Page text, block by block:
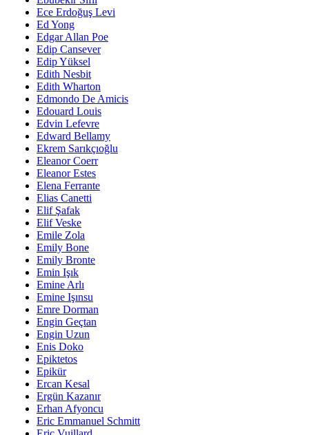
Ece Erdoğuş Levi
Ed Yong
Edgar Allan Poe
Edip Cansever
Edip Yüksel
Edith Nesbit
Edith Wharton
Edmondo De Amicis
Edouard Louis
Edvin Lefevre
Edward Bellamy
Ekrem Sarıkçıoğlu
Eleanor Coerr
Eleanor Estes
Elena Ferrante
Elias Canetti
Elif Şafak
Elif Veske
Emile Zola
Emily Bone
Emily Bronte
Emin Işık
Emine Arlı
Emine Işınsu
Emre Dorman
Engin Geçtan
Engin Uzun
Enis Doko
Epiktetos
Epikür
Ercan Kesal
Ergün Kazanır
Erhan Afyoncu
Eric Emmanuel Schmitt